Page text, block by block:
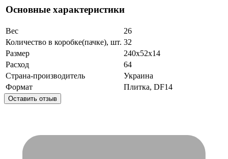
Основные характеристики
Вес
26
Количество в коробке(пачке), шт. 32
Размер
240x52x14
Расход
64
Страна-производитель
Украина
Формат
Плитка, DF14
Оставить отзыв